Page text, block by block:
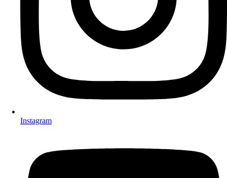
Instagram